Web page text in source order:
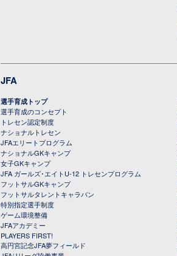
JFA
選手育成トップ
選手育成のコンセプト
トレセン認定制度
ナショナルトレセン
JFAエリートプログラム
ナショナルGKキャンプ
女子GKキャンプ
JFA ガールズ･エイトU-12 トレセンプログラム
フットサルGKキャンプ
フットサルタレントキャラバン
特別指定選手制度
ゲーム環境整備
JFAアカデミー
PLAYERS FIRST!
高円宮記念JFA夢フィールド